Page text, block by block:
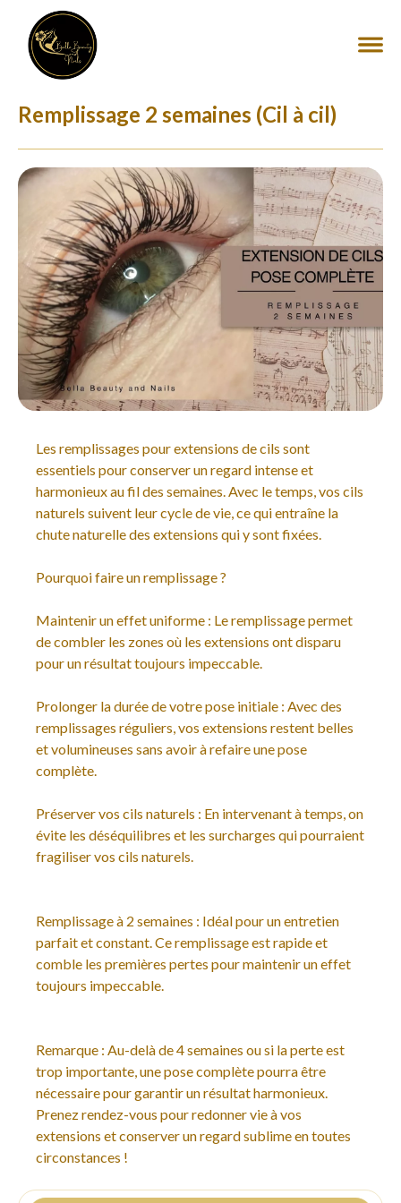
Remplissage 2 semaines (Cil à cil)
Les remplissages pour extensions de cils sont
essentiels pour conserver un regard intense et
harmonieux au fil des semaines. Avec le temps, vos cils
naturels suivent leur cycle de vie, ce qui entraîne la
chute naturelle des extensions qui y sont fixées.
Pourquoi faire un remplissage ?
Maintenir un effet uniforme : Le remplissage permet
de combler les zones où les extensions ont disparu
pour un résultat toujours impeccable.
Prolonger la durée de votre pose initiale : Avec des
remplissages réguliers, vos extensions restent belles
et volumineuses sans avoir à refaire une pose
complète.
Préserver vos cils naturels : En intervenant à temps, on
évite les déséquilibres et les surcharges qui pourraient
fragiliser vos cils naturels.
Remplissage à 2 semaines : Idéal pour un entretien
parfait et constant. Ce remplissage est rapide et
comble les premières pertes pour maintenir un effet
toujours impeccable.
Remarque : Au-delà de 4 semaines ou si la perte est
trop importante, une pose complète pourra être
nécessaire pour garantir un résultat harmonieux.
Prenez rendez-vous pour redonner vie à vos
extensions et conserver un regard sublime en toutes
circonstances !